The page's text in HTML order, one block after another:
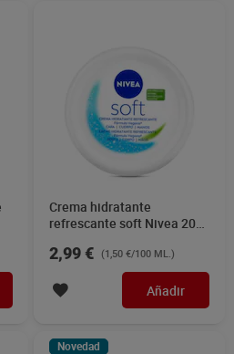
Crema hidratante
refrescante soft Nivea 200
2,99 € (1,50 €/100 ML.)
Añadir
Novedad